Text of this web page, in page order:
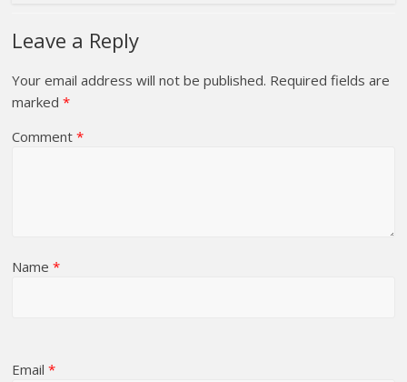
Leave a Reply
Your email address will not be published. Required fields are
marked*
Comment*
Name*
Email*